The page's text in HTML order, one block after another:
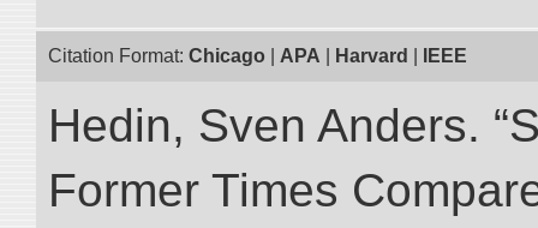
Citation Format: Chicago APA Harvard IEEE
Hedin, Sven Anders.
Former Times